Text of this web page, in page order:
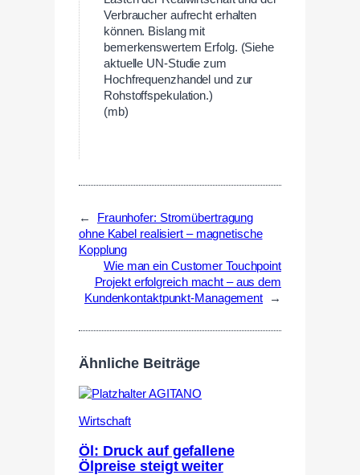
Verbraucher aufrecht erhalten
können. Bislang mit
bemerkenswertem Erfolg. (Siehe
aktuelle UN-Studie zum
Hochfrequenzhandel und zur
Rohstoffspekulation.)
(mb)
←
Fraunhofer: Stromübertragung
ohne Kabel realisiert – magnetische
Kopplung
Wie man ein Customer Touchpoint
Projekt erfolgreich macht – aus dem
Kundenkontaktpunkt-Management
→
Ähnliche Beiträge
Wirtschaft
Öl: Druck auf gefallene
Ölpreise steigt weiter